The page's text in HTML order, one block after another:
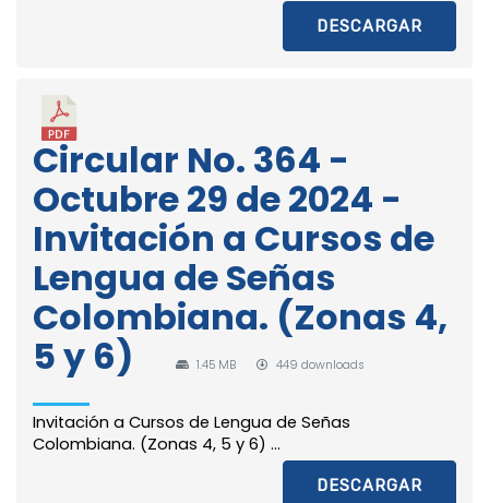
DESCARGAR
Circular No. 364 -
Octubre 29 de 2024 -
Invitación a Cursos de
Lengua de Señas
Colombiana. (Zonas 4,
5 y 6)
1.45 MB 449 downloads
Invitación a Cursos de Lengua de Señas
Colombiana. (Zonas 4, 5 y 6) ...
DESCARGAR